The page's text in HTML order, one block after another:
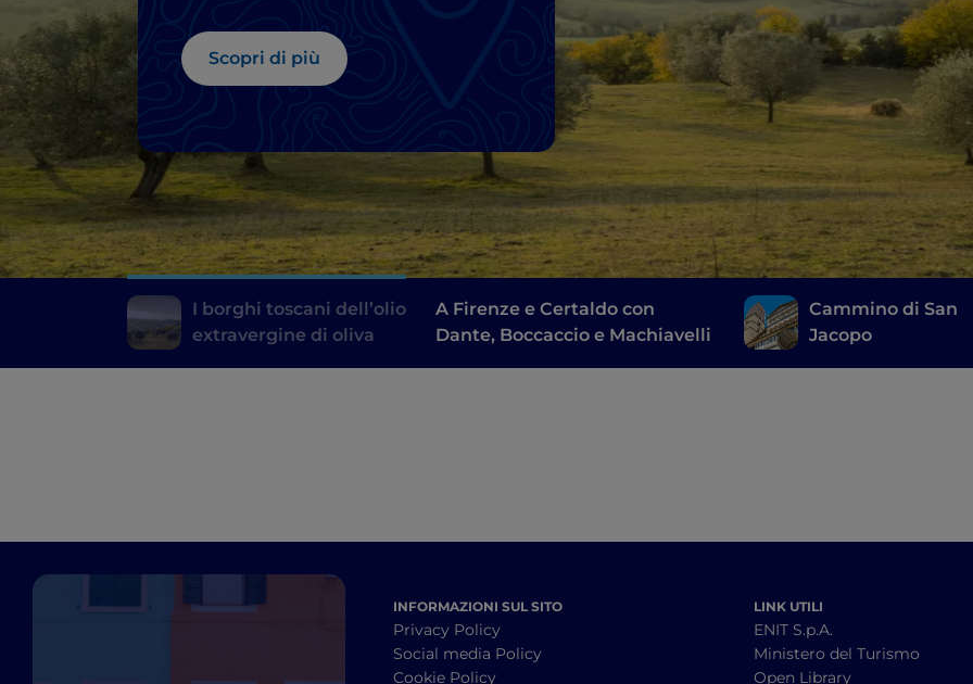
Scopri di più
I borghi toscani dell’olio
extravergine di oliva
A Firenze e Certaldo con
Dante, Boccaccio e Machiavelli
Cammino di San
Jacopo
INFORMAZIONI SUL SITO
Privacy Policy
Social media Policy
Cookie Policy
LINK UTILI
ENIT S.p.A.
Ministero del Turismo
Open Library